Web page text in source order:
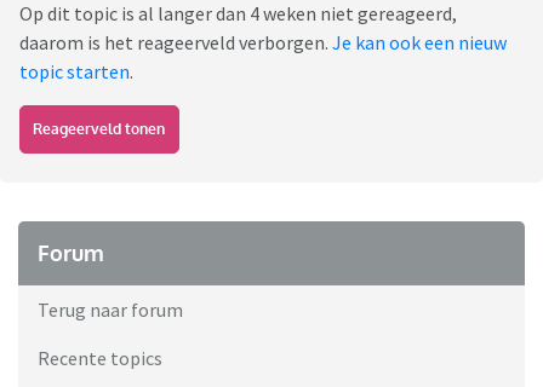
Op dit topic is al langer dan 4 weken niet gereageerd,
daarom is het reageerveld verborgen. Je kan ook een nieuw
topic starten.
Reageerveld tonen
Forum
Terug naar forum
Recente topics